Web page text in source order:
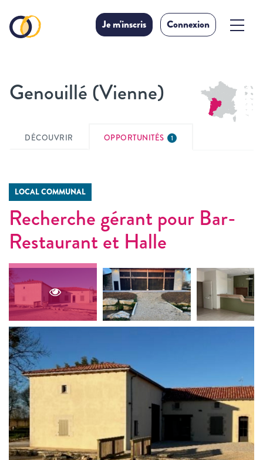
Je m'inscris Connexion
Genouillé (Vienne)
DÉCOUVRIR OPPORTUNITÉS 1
LOCAL COMMUNAL
Recherche gérant pour Bar-
Restaurant et Halle